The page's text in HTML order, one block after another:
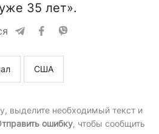
35 лет».
США
выделите необходимый текст и
ошибку, чтобы сообщить